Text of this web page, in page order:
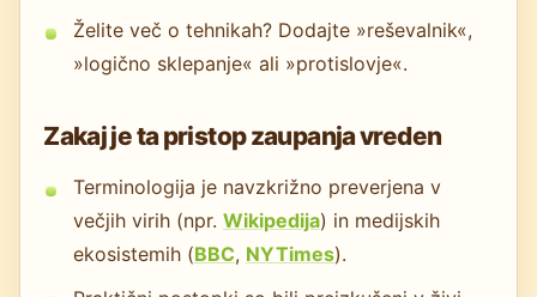
Želite več o tehnikah? Dodajte »reševalnik«,
»logično sklepanje« ali »protislovje«.
Zakaj je ta pristop zaupanja vreden
Terminologija je navzkrižno preverjena v
večjih virih (npr. Wikipedija) in medijskih
ekosistemih (BBC, NYTimes).